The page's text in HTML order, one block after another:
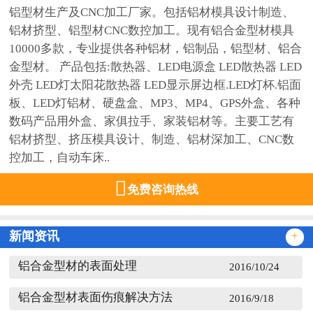
铝型材生产及CNC加工厂家。包括铝材模具设计制造、
铝材挤型、铝型材CNC数控加工。现有铝合金型材模具
10000多款，专业提供各种铝材，铝制品，铝型材、铝合
金型材。 产品包括:散热器、LED电源盒 LED散热器 LED
外壳 LED灯太阳花散热器 LED显示屏边框.LED灯杯.铝面
板、LED灯铝材、硬盘盒、MP3、MP4、GPS外盒、各种
数码产品用外盒、家俱拉手、家装铝材等。主要工艺有
铝材挤型、挤压模具设计、制造、铝材深加工、CNC数
控加工，自动车床..
免费咨询热线
新闻资讯 +
2016/10/24
铝合金型材的表面处理
2016/9/18
铝合金型材表面伤痕解决方法